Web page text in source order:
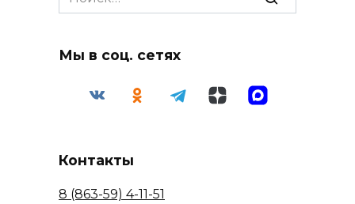
for:
Мы в соц. сетях
Контакты
8 (863-59) 4-11-51